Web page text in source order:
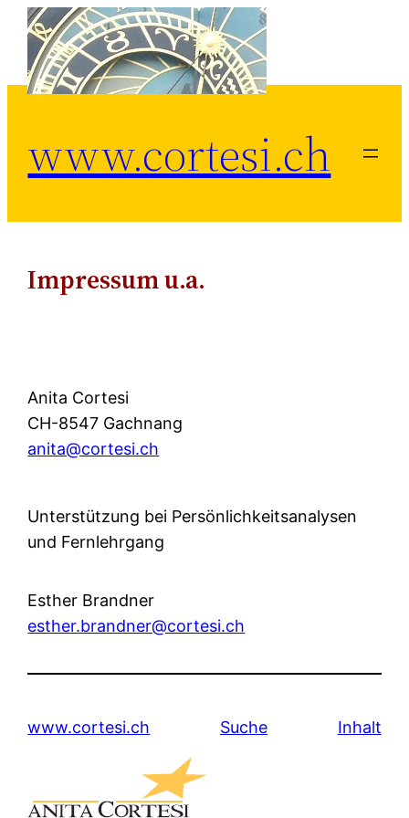
Zum
Inhalt
springen
www.cortesi.ch
Impressum u.a.
Anita Cortesi
CH-8547 Gachnang
anita@cortesi.ch
Unterstützung bei Persönlichkeitsanalysen
und Fernlehrgang
Esther Brandner
esther.brandner@cortesi.ch
www.cortesi.ch Suche Inhalt